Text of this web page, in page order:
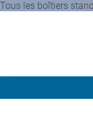
Tous les boîtiers